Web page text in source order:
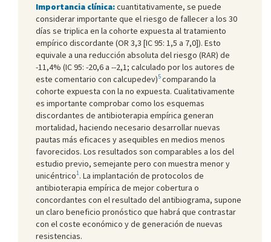
Importancia clínica:cuantitativamente, se puede
considerar importante que el riesgo de fallecer a los 30
días se triplica en la cohorte expuesta al tratamiento
empírico discordante (OR 3,3 [IC 95: 1,5 a 7,0]). Esto
equivale a una reducción absoluta del riesgo (RAR) de
-11,4% (IC 95: -20,6 a --2,1; calculado por los autores de
este comentario con calcupedev)5comparando la
cohorte expuesta con la no expuesta. Cualitativamente
es importante comprobar como los esquemas
discordantes de antibioterapia empírica generan
mortalidad, haciendo necesario desarrollar nuevas
pautas más eficaces y asequibles en medios menos
favorecidos. Los resultados son comparables a los del
estudio previo, semejante pero con muestra menor y
unicéntrico1. La implantación de protocolos de
antibioterapia empírica de mejor cobertura o
concordantes con el resultado del antibiograma, supone
un claro beneficio pronóstico que habrá que contrastar
con el coste económico y de generación de nuevas
resistencias.